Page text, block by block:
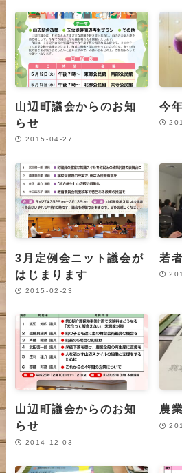
山辺町議会からのお知
らせ
2015-04-27
今
3月定例会ニット議会が
はじまります
2015-02-23
若
山辺町議会からのお知
らせ
2014-12-03
農